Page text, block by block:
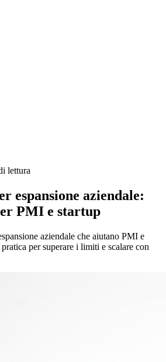
lettura
espansione aziendale:
PMI e startup
aziendale che aiutano PMI e
per superare i limiti e scalare con